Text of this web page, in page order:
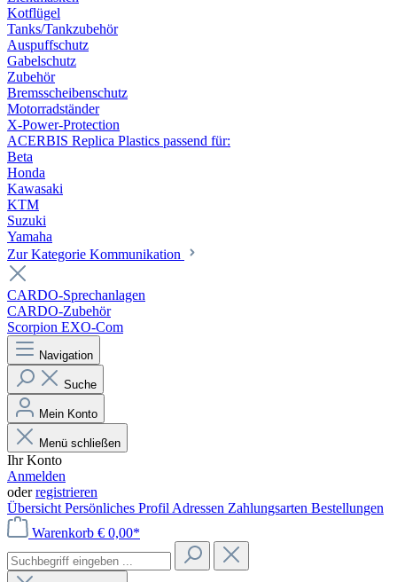
Kotflügel
Tanks/Tankzubehör
Auspuffschutz
Gabelschutz
Zubehör
Bremsscheibenschutz
Motorradständer
X-Power-Protection
ACERBIS Replica Plastics passend für:
Beta
Honda
Kawasaki
KTM
Suzuki
Yamaha
Zur Kategorie Kommunikation
CARDO-Sprechanlagen
CARDO-Zubehör
Scorpion EXO-Com
Navigation
Suche
Mein Konto
Menü schließen
Ihr Konto
Anmelden
oderregistrieren
Übersicht Persönliches Profil Adressen Zahlungsarten Bestellungen
Warenkorb € 0,00*